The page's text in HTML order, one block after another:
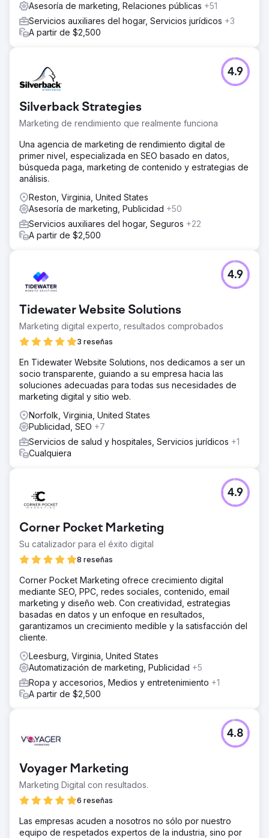
Asesoría de marketing, Relaciones públicas +51
Servicios auxiliares del hogar, Servicios jurídicos +3
A partir de $2,500
Silverback Strategies
Marketing de rendimiento que realmente funciona
4.9
Una agencia de marketing de rendimiento digital de
primer nivel, especializada en SEO basado en datos,
búsqueda paga, marketing de contenido y estrategias de
análisis.
Reston, Virginia, United States
Asesoría de marketing, Publicidad +50
Servicios auxiliares del hogar, Seguros +22
A partir de $2,500
Tidewater Website Solutions
Marketing digital experto, resultados comprobados
3 reseñas
4.9
En Tidewater Website Solutions, nos dedicamos a ser un
socio transparente, guiando a su empresa hacia las
soluciones adecuadas para todas sus necesidades de
marketing digital y sitio web.
Norfolk, Virginia, United States
Publicidad, SEO +7
Servicios de salud y hospitales, Servicios jurídicos +1
Cualquiera
Corner Pocket Marketing
Su catalizador para el éxito digital
8 reseñas
4.9
Corner Pocket Marketing ofrece crecimiento digital
mediante SEO, PPC, redes sociales, contenido, email
marketing y diseño web. Con creatividad, estrategias
basadas en datos y un enfoque en resultados,
garantizamos un crecimiento medible y la satisfacción del
cliente.
Leesburg, Virginia, United States
Automatización de marketing, Publicidad +5
Ropa y accesorios, Medios y entretenimiento +1
A partir de $2,500
Voyager Marketing
Marketing Digital con resultados.
6 reseñas
4.8
Las empresas acuden a nosotros no sólo por nuestro
equipo de respetados expertos de la industria, sino por